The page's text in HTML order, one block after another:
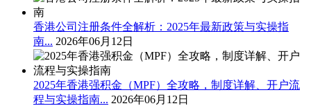
香港公司注册条件全解析：2025年最新政策与实操指
南... 2026年06月12日
2025年香港强积金（MPF）全攻略，制度详解、开户流
程与实操指南... 2026年06月12日